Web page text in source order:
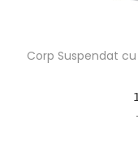
Corp Suspendat